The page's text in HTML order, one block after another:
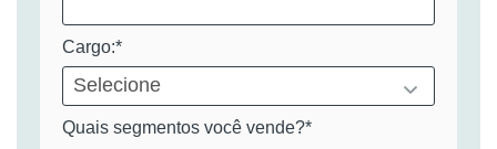
Cargo:*
Quais segmentos você vende?*